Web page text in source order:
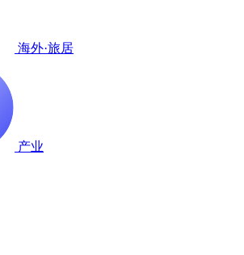
海外·旅居
产业